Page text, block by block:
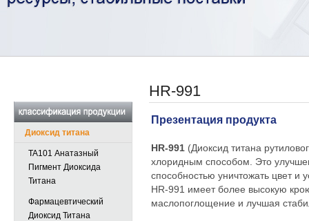
Диоксид титана
TA101 Анатазный
Пигмент Диоксида
Титана
Фармацевтический
Диоксид Титана
HR-991
Презентация продукта
HR-991 (Диоксид титана
хлоридным способом. Это
способностью уничтожать цвет и
HR-991 имеет более высокую
маслопоглощение и лучшая